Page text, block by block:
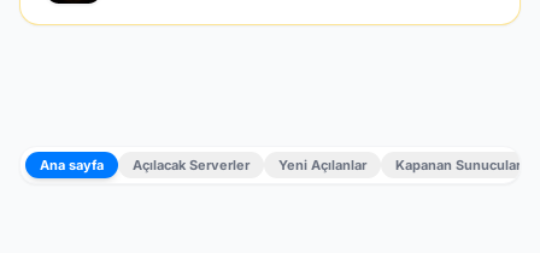
Ana sayfa Açılacak Serverler Yeni Açılanlar Kapanan Sunucular